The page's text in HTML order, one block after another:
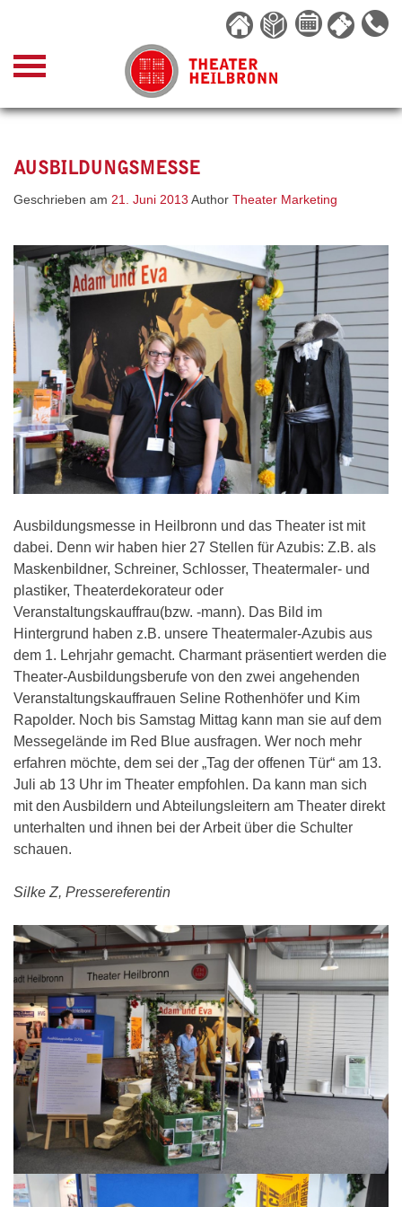
content
AUSBILDUNGSMESSE
Geschrieben am 21. Juni 2013 Author Theater Marketing
Ausbildungsmesse in Heilbronn und das Theater ist mit
dabei. Denn wir haben hier 27 Stellen für Azubis: Z.B. als
Maskenbildner, Schreiner, Schlosser, Theatermaler- und
plastiker, Theaterdekorateur oder
Veranstaltungskauffrau(bzw. -mann). Das Bild im
Hintergrund haben z.B. unsere Theatermaler-Azubis aus
dem 1. Lehrjahr gemacht. Charmant präsentiert werden die
Theater-Ausbildungsberufe von den zwei angehenden
Veranstaltungskauffrauen Seline Rothenhöfer und Kim
Rapolder. Noch bis Samstag Mittag kann man sie auf dem
Messegelände im Red Blue ausfragen. Wer noch mehr
erfahren möchte, dem sei der „Tag der offenen Tür“ am 13.
Juli ab 13 Uhr im Theater empfohlen. Da kann man sich
mit den Ausbildern und Abteilungsleitern am Theater direkt
unterhalten und ihnen bei der Arbeit über die Schulter
schauen.
Silke Z, Pressereferentin